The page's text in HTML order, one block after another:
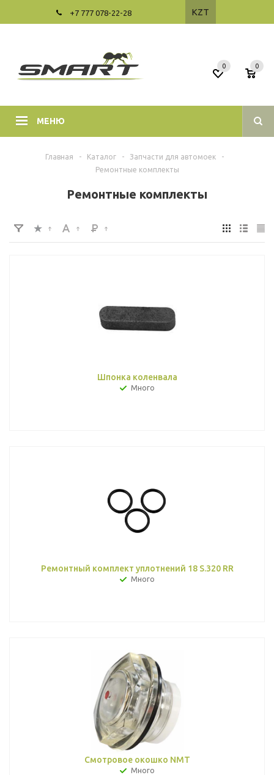
+7 777 078-22-28 KZT
МЕНЮ
0
0
Главная - Каталог - Запчасти для автомоек
-
Ремонтные комплекты
Ремонтные комплекты
Шпонка коленвала
Много
Ремонтный комплект уплотнений 18 S.320 RR
Много
Смотровое окошко NMT
Много